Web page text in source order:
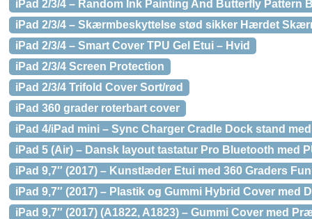
iPad 2/3/4 – Random Ink Painting And Butterfly Pattern
iPad 2/3/4 – Skærmbeskyttelse stød sikker Hærdet
iPad 2/3/4 – Smart Cover TPU Gel Etui – Hvid
iPad 2/3/4 Screen Protection
iPad 2/3/4 Trifold Cover Sort/rød
iPad 360 grader roterbart cover
iPad 4/iPad mini – Sync Charger Cradle Dock stand
iPad 5 (Air) – Dansk layout tastatur Pro Bluetooth med
iPad 9,7″ (2017) – Kunstlæder Etui med 360 Graders
iPad 9,7″ (2017) – Plastik og Gummi Hybrid Cover med
iPad 9,7″ (2017) (A1822, A1823) – Gummi Cover med